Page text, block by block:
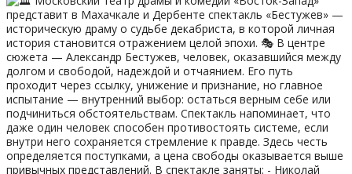
представит в Махачкале и Дербенте спектакль «Бестужев» —
историческую драму о судьбе декабриста, в которой личная
история становится отражением целой эпохи. 🎭 В центре
сюжета — Александр Бестужев, человек, оказавшийся между
долгом и свободой, надеждой и отчаянием. Его путь
проходит через ссылку, унижение и признание, но главное
испытание — внутренний выбор: остаться верным себе или
подчиниться обстоятельствам. Спектакль напоминает, что
даже один человек способен противостоять системе, если
внутри него сохраняется стремление к правде. Здесь честь
определяется поступками, а цена свободы оказывается выше
привычных представлений. В спектакле заняты: - Николай